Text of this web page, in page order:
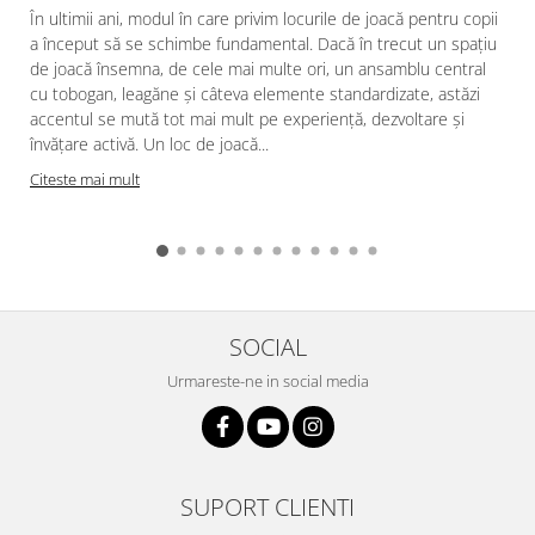
În ultimii ani, modul în care privim locurile de joacă pentru copii
a început să se schimbe fundamental. Dacă în trecut un spațiu
de joacă însemna, de cele mai multe ori, un ansamblu central
cu tobogan, leagăne și câteva elemente standardizate, astăzi
accentul se mută tot mai mult pe experiență, dezvoltare și
învățare activă. Un loc de joacă...
Citeste mai mult
SOCIAL
Urmareste-ne in social media
SUPORT CLIENTI